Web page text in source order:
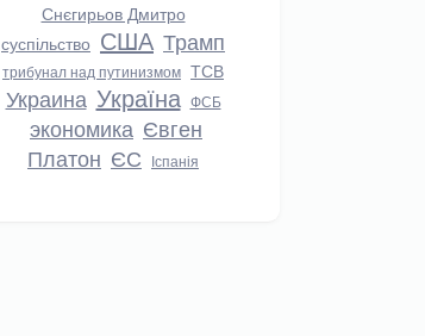
Снєгирьов Дмитро
суспільство США Трамп
трибунал над путинизмом ТСВ
Украина Україна ФСБ
экономика Євген
Платон ЄС Іспанія